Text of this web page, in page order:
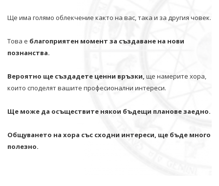
Ще има голямо облекчение както на вас, така и за другия човек.
Това е благоприятен момент за създаване на нови
познанства.
Вероятно ще създадете ценни връзки, ще намерите хора,
които споделят вашите професионални интереси.
Ще може да осъществите някои бъдещи планове заедно.
Общуването на хора със сходни интереси, ще бъде много
полезно.